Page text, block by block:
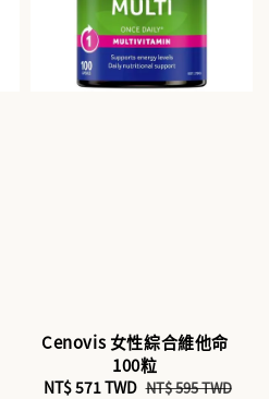
Cenovis 女性綜合維他命
100粒
Sale
NT$ 571 TWD Regular
NT$ 595 TWD